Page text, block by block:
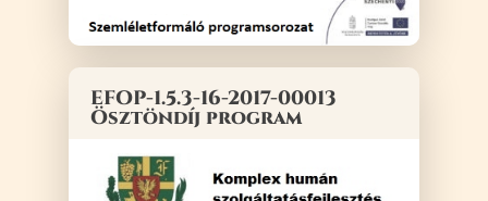
EFOP-1.5.3-16-2017-00013
Ösztöndíj program